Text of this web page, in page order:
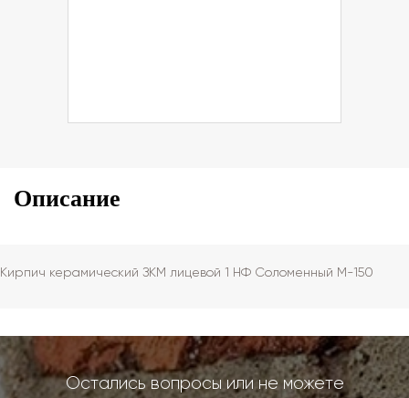
Описание
Кирпич керамический ЗКМ лицевой 1 НФ Соломенный М-150
Остались вопросы или не можете